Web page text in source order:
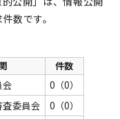
数です。
件数
会
0（0）
委員会
0（0）